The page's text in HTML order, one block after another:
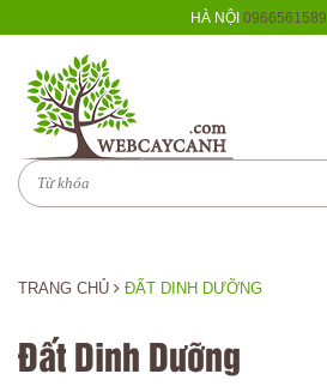
HÀ NỘI 0966561589
TRANG CHỦ ĐẤT DINH DƯỠNG
Đất Dinh Dưỡng